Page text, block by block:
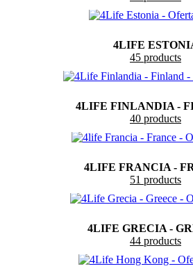
4LIFE
45 products
4LIFE FINLANDIA -
40 products
4LIFE FRANCIA -
51 products
4LIFE GRECIA -
44 products